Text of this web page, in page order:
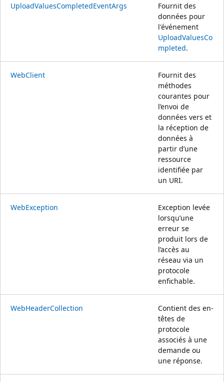
UploadValuesCompletedEventArgs
Fournit des
données pour
l'événement
UploadValuesCo
mpleted.
WebClient
Fournit des
méthodes
courantes pour
l’envoi de
données vers et
la réception de
données à
partir d’une
ressource
identifiée par
un URI.
WebException
Exception levée
lorsqu’une
erreur se
produit lors de
l’accès au
réseau via un
protocole
enfichable.
WebHeaderCollection
Contient des en-
têtes de
protocole
associés à une
demande ou
une réponse.